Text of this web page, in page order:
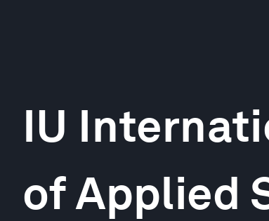
IU
of Applied